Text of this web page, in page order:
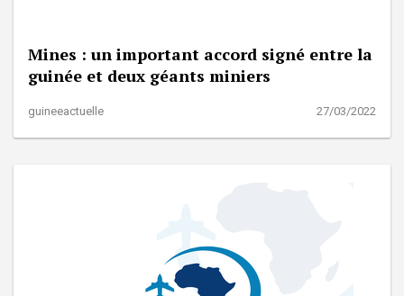
Mines : un important accord signé entre la
guinée et deux géants miniers
guineeactuelle 27/03/2022